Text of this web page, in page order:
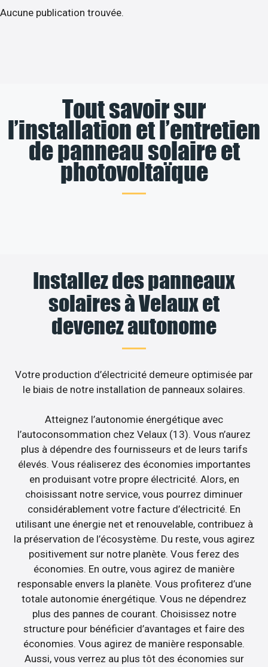
Aucune publication trouvée.
Tout savoir sur
l’installation et l’entretien
de panneau solaire et
photovoltaïque
Installez des panneaux
solaires à Velaux et
devenez autonome
Votre production d’électricité demeure optimisée par
le biais de notre installation de panneaux solaires.
Atteignez l’autonomie énergétique avec
l’autoconsommation chez Velaux (13). Vous n’aurez
plus à dépendre des fournisseurs et de leurs tarifs
élevés. Vous réaliserez des économies importantes
en produisant votre propre électricité. Alors, en
choisissant notre service, vous pourrez diminuer
considérablement votre facture d’électricité. En
utilisant une énergie net et renouvelable, contribuez à
la préservation de l’écosystème. Du reste, vous agirez
positivement sur notre planète. Vous ferez des
économies. En outre, vous agirez de manière
responsable envers la planète. Vous profiterez d’une
totale autonomie énergétique. Vous ne dépendrez
plus des pannes de courant. Choisissez notre
structure pour bénéficier d’avantages et faire des
économies. Vous agirez de manière responsable.
Aussi, vous verrez au plus tôt des économies sur